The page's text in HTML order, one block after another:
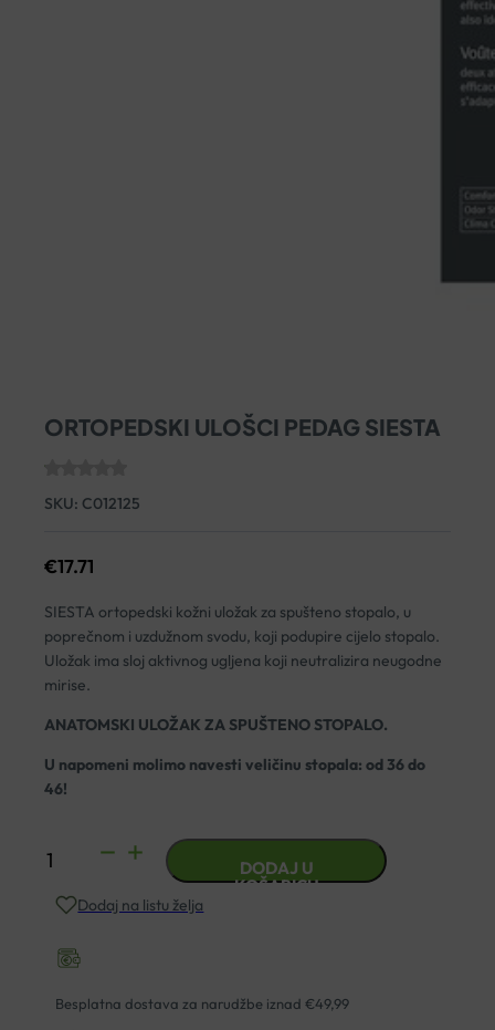
ORTOPEDSKI ULOŠCI PEDAG SIESTA
SKU: C012125
€17.71
SIESTA ortopedski kožni uložak za spušteno stopalo, u
poprečnom i uzdužnom svodu, koji podupire cijelo stopalo.
Uložak ima sloj aktivnog ugljena koji neutralizira neugodne
mirise.
ANATOMSKI ULOŽAK ZA SPUŠTENO STOPALO.
U napomeni molimo navesti veličinu stopala: od 36 do
46!
ORTOPEDSKI
PEDAG
količina
DODAJ U
KOŠARICU
Dodaj na listu želja
Besplatna dostava za narudžbe iznad €49,99